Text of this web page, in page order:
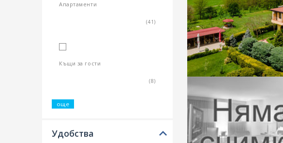
Апартаменти
(41)
Къщи за гости
(8)
още
Удобства